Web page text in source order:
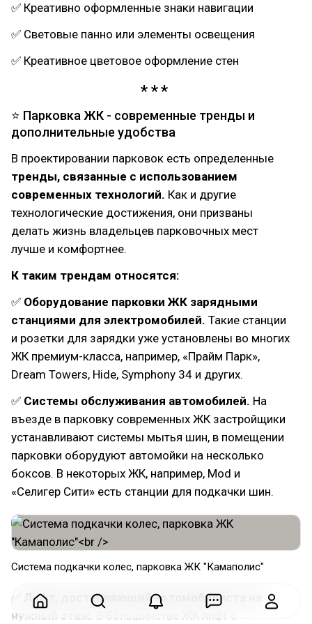
✅ Креативно оформленные знаки навигации
✅ Световые панно или элементы освещения
✅ Креативное цветовое оформление стен
⭐ Парковка ЖК - современные тренды и
дополнительные удобства
В проектировании парковок есть определенные
тренды, связанные с использованием
современных технологий. Как и другие
технологические достижения, они призваны
делать жизнь владельцев парковочных мест
лучше и комфортнее.
К таким трендам относятся:
✅ Оборудование парковки ЖК зарядными
станциями для электромобилей. Такие станции
и розетки для зарядки уже установлены во многих
ЖК премиум-класса, например, «Прайм Парк»,
Dream Towers, Hide, Symphony 34 и других.
✅ Системы обслуживания автомобилей. На
въезде в парковку современных ЖК застройщики
устанавливают системы мытья шин, в помещении
парковки оборудуют автомойки на несколько
боксов. В некоторых ЖК, например, Mod и
«Селигер Сити» есть станции для подкачки шин.
Система подкачки колес, парковка ЖК "Камаполис"
✅
Лифт, доставляющий автомобилиста на
нужный этаж.
В большинстве ЖК лифт с